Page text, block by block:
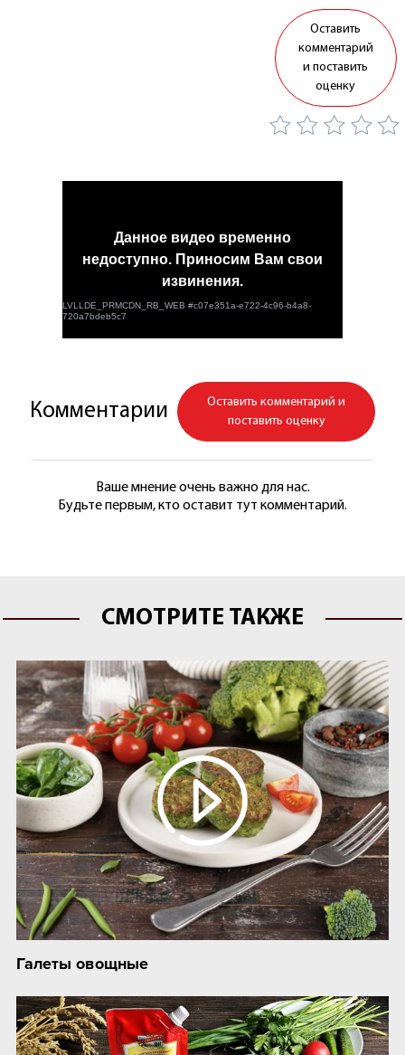
Оставить
комментарий
и поставить
оценку
Комментарии
Оставить комментарий и
поставить оценку
Ваше мнение очень важно для нас.
Будьте первым, кто оставит тут комментарий.
СМОТРИТЕ ТАКЖЕ
Галеты овощные